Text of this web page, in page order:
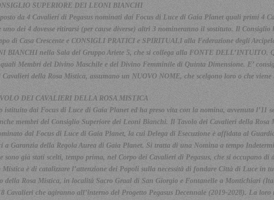
SUPERIORE DEI LEONI BIANCHI
da 4 Cavalieri di Pegasus nominati dai Focus di Luce di Gaia Planet quali primi 4
dei 4 dovesse ritirarsi (per cause diverse) altri 3 nomineranno il sostituto. Il
di Casa Crescente e CONSIGLI PRATICI e SPIRITUALI alla Federazione degli
BIANCHI nella Sala del Gruppo Ariete 5, che si collega alla FONTE DELL’INTUITO.
Membri del Divino Maschile e del Divino Femminile di Quinta Dimensione. E’
della Rosa Mistica, assumano un NUOVO NOME, che scelgono loro o che viene
DEI CAVALIERI DELLA ROSA MISTICA
dai Focus di Luce di Gaia Planet ed ha preso vita con la nomina, avvenuta l’11
membri del Consiglio Superiore dei Leoni Bianchi. Il Tavolo dei Cavalieri della Rosa
dal Focus di Luce di Gaia Planet, la cui Delega di Esecuzione è affidata al
a Garanzia della Regola Aurea di Gaia Planet. Si tratta di una Nomina a tempo
sono già stati scelti, tempo prima, nel Corpo dei Cavalieri di Pegasus, che si occupano di
è di catalizzare l’attenzione dei Popoli sulla necessità di fondare Città di Luce in
della Rosa Mistica, in località Sacro Graal di San Giorgio e Fontanelle a Montichiari
Cavalieri che agiranno all’interno del Progetto Pegasus Decennale (2019-2028). La